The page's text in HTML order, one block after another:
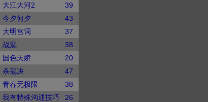
大江大河2
39
今夕何夕
43
大明宫词
37
战寇
38
国色天娇
20
杀寇决
47
青春无极限
38
我有特殊沟通技巧
26